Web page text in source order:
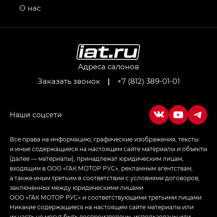
привод — GB AWD, Джи Эль Полный привод —
Джи Ти — GT, Джи Икс — GX,
Джи Икс ПРЕМИУМ — GX PREMIUM, ЛАУНЖ —
Empow — Эмпау (Empow) в комплектации
Адреса салонов
Заказать звонок
| +7 (812) 389-01-01
О нас
Все права на информацию, графические изображения, тексты
и иные содержащиеся на настоящем сайте материалы и объекты
(далее — материалы), принадлежат юридическим лицам,
входящим в ООО «ГАК МОТОР РУС», рекламным агентствам,
а также иным третьим в соответствии с условиями договоров,
заключенных между юридическими лицами
ООО «ГАК МОТОР РУС» и соответствующими третьими лицами.
Никакие содержащиеся на настоящем сайте материалы или